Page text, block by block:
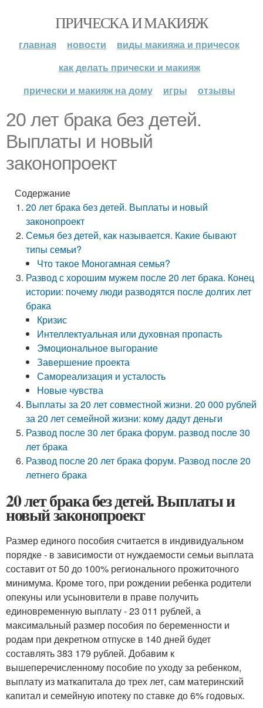
ПРИЧЕСКА И МАКИЯЖ
главная новости
виды макияжа и причесок
как делать прически и макияж
прически и макияж на дому
игры отзывы
20 лет брака без детей.
Выплаты и новый
законопроект
Содержание
20 лет брака без детей. Выплаты и новый
законопроект
Семья без детей, как называется. Какие бывают
типы семьи?
Что такое Моногамная семья?
Развод с хорошим мужем после 20 лет брака. Конец
истории: почему люди разводятся после долгих лет
брака
Кризис
Интеллектуальная или духовная пропасть
Эмоциональное выгорание
Завершение проекта
Самореализация и усталость
Новые чувства
Выплаты за 20 лет совместной жизни. 20 000 рублей
за 20 лет семейной жизни: кому дадут деньги
Развод после 30 лет брака форум. развод после 30
лет брака
Развод после 20 лет брака форум. Развод после 20
летнего брака
20 лет брака без детей. Выплаты и
новый законопроект
Размер единого пособия считается в индивидуальном
порядке - в зависимости от нуждаемости семьи выплата
составит от 50 до 100% регионального прожиточного
минимума. Кроме того, при рождении ребенка родители
опекуны или усыновители в праве получить
единовременную выплату - 23 011 рублей, а
максимальный размер пособия по беременности и
родам при декретном отпуске в 140 дней будет
составлять 383 179 рублей. Добавим к
вышеперечисленному пособие по уходу за ребенком,
выплату из маткапитала до трех лет, сам материнский
капитал и семейную ипотеку по ставке до 6% годовых.